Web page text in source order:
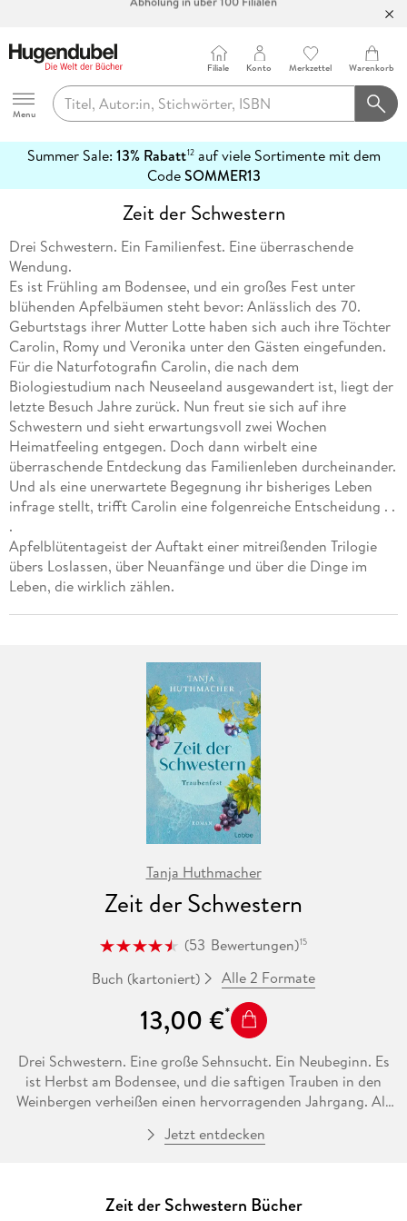
100 Tage Rückgaberecht***
Abholung in über 100 Filialen
Hugendubel
Menu
Filiale Konto Merkzettel Warenkorb
Summer Sale: 13% Rabatt12auf viele Sortimente mit dem
CodeSOMMER13
erfahren
Zeit der Schwestern
Drei Schwestern. Ein Familienfest. Eine überraschende
Wendung.
Es ist Frühling am Bodensee, und ein großes Fest unter
blühenden Apfelbäumen steht bevor: Anlässlich des 70.
Geburtstags ihrer Mutter Lotte haben sich auch ihre Töchter
Carolin, Romy und Veronika unter den Gästen eingefunden.
Für die Naturfotografin Carolin, die nach dem
Biologiestudium nach Neuseeland ausgewandert ist, liegt der
letzte Besuch Jahre zurück. Nun freut sie sich auf ihre
Schwestern und sieht erwartungsvoll zwei Wochen
Heimatfeeling entgegen. Doch dann wirbelt eine
überraschende Entdeckung das Familienleben durcheinander.
Und als eine unerwartete Begegnung ihr bisheriges Leben
infrage stellt, trifft Carolin eine folgenreiche Entscheidung . .
.
Apfelblütentageist der Auftakt einer mitreißenden Trilogie
übers Loslassen, über Neuanfänge und über die Dinge im
Leben, die wirklich zählen.
Tanja Huthmacher
Zeit der Schwestern
(53 Bewertungen)15
Buch (kartoniert) Alle 2 Formate
13,00 €
Drei Schwestern. Eine große Sehnsucht. Ein Neubeginn. Es
ist Herbst am Bodensee, und die saftigen Trauben in den
Weinbergen verheißen einen hervorragenden Jahrgang. Als
Geschenk der Natur nun alle Aufmerksamkeit gelten sollte.
beiden Schwestern Carolin und Romy in ihrer Nähe zu
Jetzt entdecken
Zeit der Schwestern Bücher